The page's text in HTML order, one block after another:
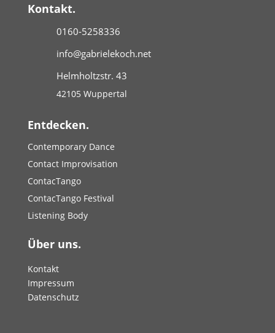
Kontakt.
0160-5258336
info@gabrielekoch.net
Helmholtzstr. 43
42105 Wuppertal
Entdecken.
Contemporary Dance
Contact Improvisation
ContacTango
ContacTango Festival
Listening Body
Über uns.
Kontakt
Impressum
Datenschutz